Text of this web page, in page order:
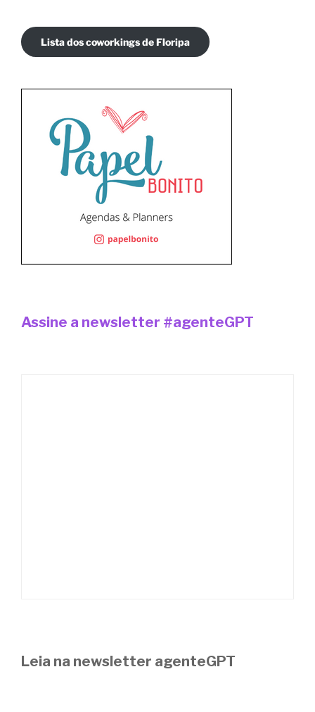
Lista dos coworkings de Floripa
Assine a newsletter #agenteGPT
Leia na newsletter agenteGPT